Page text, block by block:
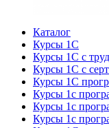
Каталог
Курсы 1С
Курсы 1С с
Курсы 1С с
Курсы 1С
Курсы 1с
Курсы 1с
Курсы 1с